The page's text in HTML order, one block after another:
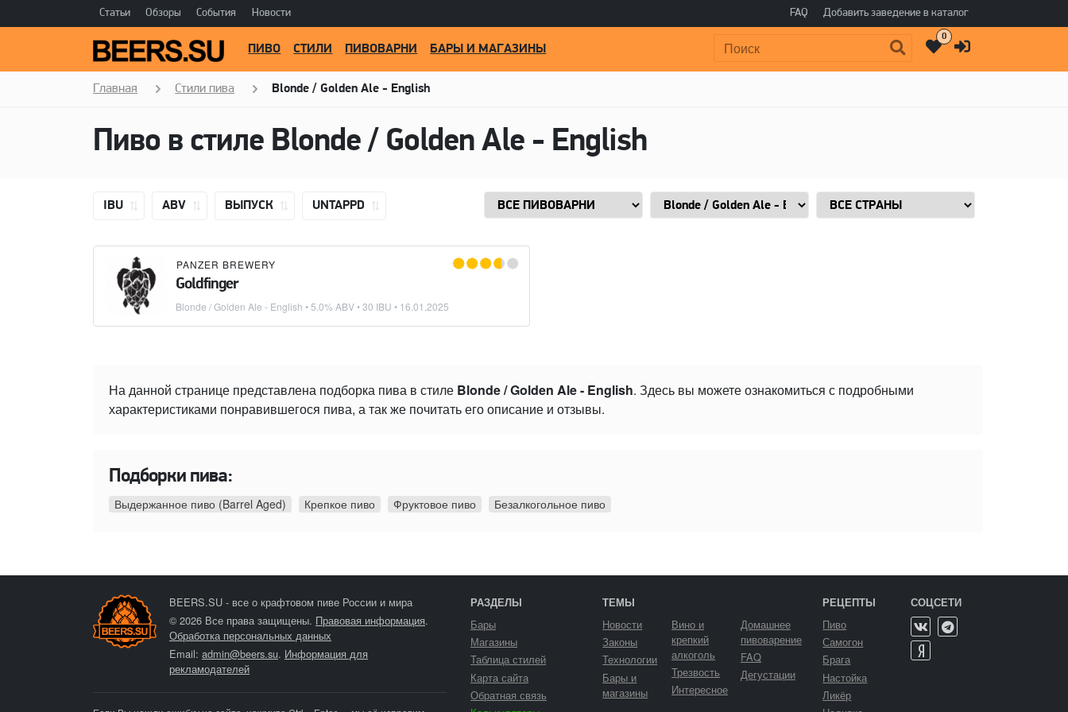
Статьи Обзоры События Новости FAQ Добавить заведение в каталог
Поиск:
ПИВО СТИЛИ ПИВОВАРНИ БАРЫ И МАГАЗИНЫ
0
Главная Стили пива Blonde / Golden Ale - English
Пиво в стиле Blonde / Golden Ale - English
IBU ABV ВЫПУСК UNTAPPD
PANZER BREWERY
Goldfinger
Blonde / Golden Ale - English • 5.0% ABV • 30 IBU • 16.01.2025
На данной странице представлена подборка пива в стиле Blonde / Golden Ale - English. Здесь вы можете ознакомиться с подробными
характеристиками понравившегося пива, а так же почитать его описание и отзывы.
Подборки пива:
Выдержанное пиво (Barrel Aged) Крепкое пиво Фруктовое пиво Безалкогольное пиво
BEERS.SU - все о крафтовом пиве России и мира
© 2026 Все права защищены. Правовая информация.
Обработка персональных данных
Email: admin@beers.su. Информация для
рекламодателей
РАЗДЕЛЫ
Бары
Магазины
Таблица стилей
Карта сайта
Обратная связь
ТЕМЫ
Новости
Законы
Технологии
Бары и
магазины
Вино и
крепкий
алкоголь
Трезвость
Интересное
Домашнее
пивоварение
FAQ
Дегустации
РЕЦЕПТЫ
Пиво
Самогон
Брага
Настойка
Ликёр
СОЦСЕТИ